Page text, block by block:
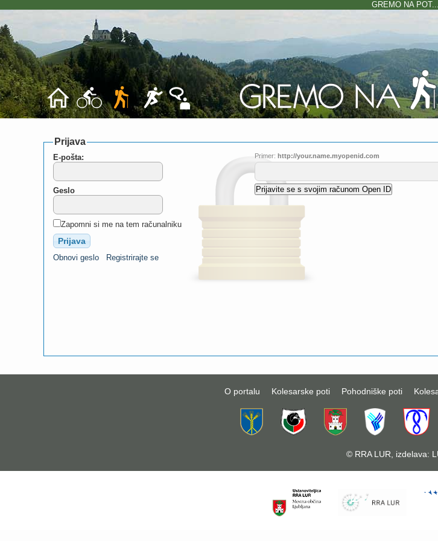
GREMO NA POT...
Prijava
E-pošta:
Geslo
Zapomni si me na tem računalniku
Obnovi geslo Registrirajte se
Primer: http://your.name.myopenid.com
O portalu Kolesarske poti Pohodniške poti
© RRA LUR , izdelava: